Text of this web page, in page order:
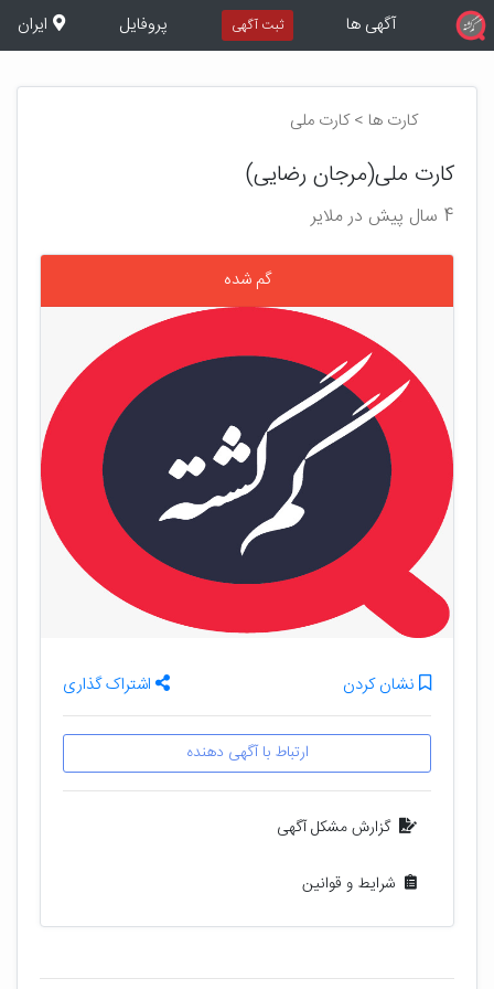
آگهی ها ثبت آگهی پروفایل ایران
کارت ها > کارت ملی
کارت ملی(مرجان رضایی)
4 سال پیش در ملایر
گم شده
نشان کردن اشتراک گذاری
ارتباط با آگهی دهنده
گزارش مشکل آگهی
شرایط و قوانین